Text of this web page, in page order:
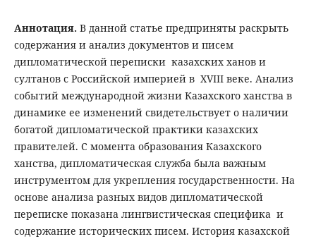
Аннотация. В данной статье предприняты раскрыть
содержания и анализ документов и писем
дипломатической переписки казахских ханов и
султанов с Российской империей в XVIII веке. Анализ
событий международной жизни Казахского ханства в
динамике ее изменений свидетельствует о наличии
богатой дипломатической практики казахских
правителей. С момента образования Казахского
ханства, дипломатическая служба была важным
инструментом для укрепления государственности. На
основе анализа разных видов дипломатической
переписке показана лингвистическая специфика и
содержание исторических писем. История казахской